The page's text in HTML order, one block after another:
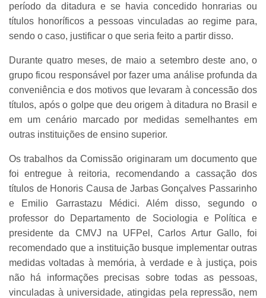
período da ditadura e se havia concedido honrarias ou
títulos honoríficos a pessoas vinculadas ao regime para,
sendo o caso, justificar o que seria feito a partir disso.
Durante quatro meses, de maio a setembro deste ano, o
grupo ficou responsável por fazer uma análise profunda da
conveniência e dos motivos que levaram à concessão dos
títulos, após o golpe que deu origem à ditadura no Brasil e
em um cenário marcado por medidas semelhantes em
outras instituições de ensino superior.
Os trabalhos da Comissão originaram um documento que
foi entregue à reitoria, recomendando a cassação dos
títulos de Honoris Causa de Jarbas Gonçalves Passarinho
e Emilio Garrastazu Médici. Além disso, segundo o
professor do Departamento de Sociologia e Política e
presidente da CMVJ na UFPel, Carlos Artur Gallo, foi
recomendado que a instituição busque implementar outras
medidas voltadas à memória, à verdade e à justiça, pois
não há informações precisas sobre todas as pessoas,
vinculadas à universidade, atingidas pela repressão, nem